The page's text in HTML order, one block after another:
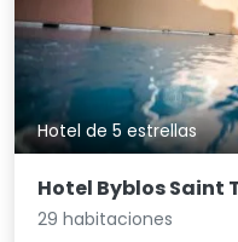
Hotel de 5 estrellas
Hotel Byblos Saint
29 habitaciones